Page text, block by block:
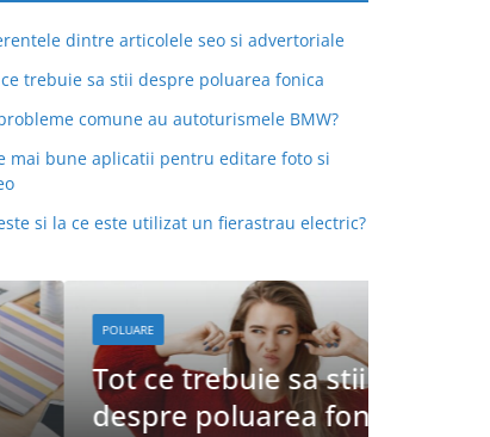
dintre articolele seo si advertoriale
trebuie sa stii despre poluarea fonica
comune au autoturismele BMW?
mai bune aplicatii pentru editare foto si
si la ce este utilizat un fierastrau electric?
POLUARE
Tot ce trebuie sa stii
despre poluarea fonica